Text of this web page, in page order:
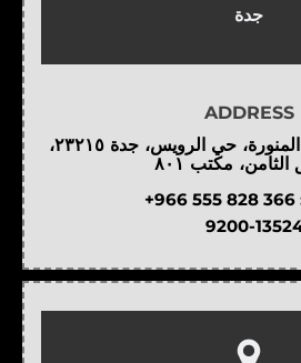
جدة
ADDRESS
٨١٥٠ طريق المدينة المنورة، حي الرويس، جدة ٢٣٢١٥،
مكتب ٨٠١
+966 555 828 366
9200-